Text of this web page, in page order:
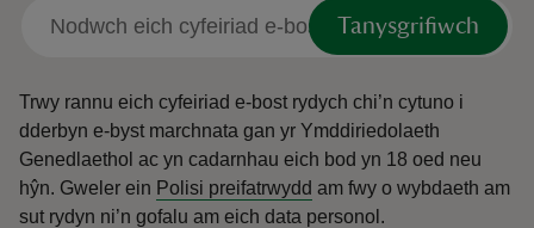
Tanysgrifiwch
Trwy rannu eich cyfeiriad e-bost rydych chi’n cytuno i
dderbyn e-byst marchnata gan yr Ymddiriedolaeth
Genedlaethol ac yn cadarnhau eich bod yn 18 oed neu
hŷn. Gweler ein Polisi preifatrwydd am fwy o wybdaeth am
sut rydyn ni’n gofalu am eich data personol.